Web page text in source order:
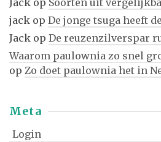
jack op De jonge tsuga heeft
Jack op De reuzenzilverspar
Waarom paulownia zo snel
op Zo doet paulownia het in
Meta
Login